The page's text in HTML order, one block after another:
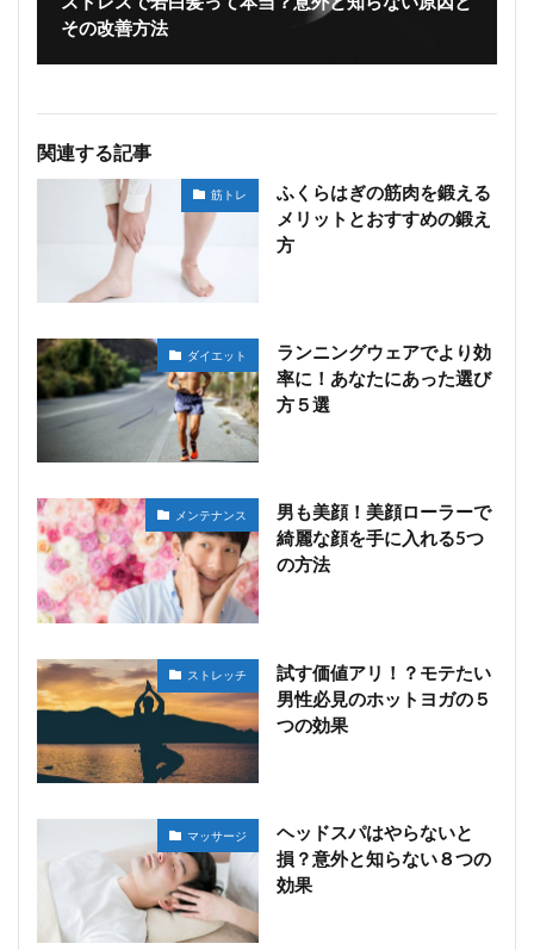
その改善方法
関連する記事
筋トレ
ふくらはぎの筋肉を鍛える
メリットとおすすめの鍛え
方
ダイエット
ランニングウェアでより効
率に！あなたにあった選び
方５選
メンテナンス
男も美顔！美顔ローラーで
綺麗な顔を手に入れる5つ
の方法
ストレッチ
試す価値アリ！？モテたい
男性必見のホットヨガの５
つの効果
マッサージ
ヘッドスパはやらないと
損？意外と知らない８つの
効果